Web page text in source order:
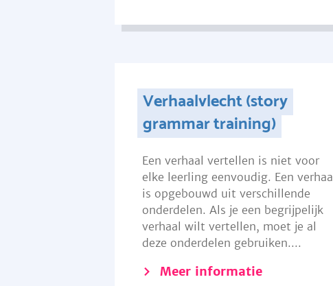
Verhaalvlecht (story
grammar training)
Een verhaal vertellen is niet voor
elke leerling eenvoudig. Een verhaal
is opgebouwd uit verschillende
onderdelen. Als je een begrijpelijk
verhaal wilt vertellen, moet je al
deze onderdelen gebruiken....
Meer informatie